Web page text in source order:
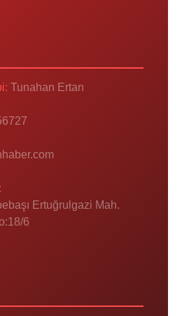
Tunahan Ertan
Ertuğrulgazi Mah.
6